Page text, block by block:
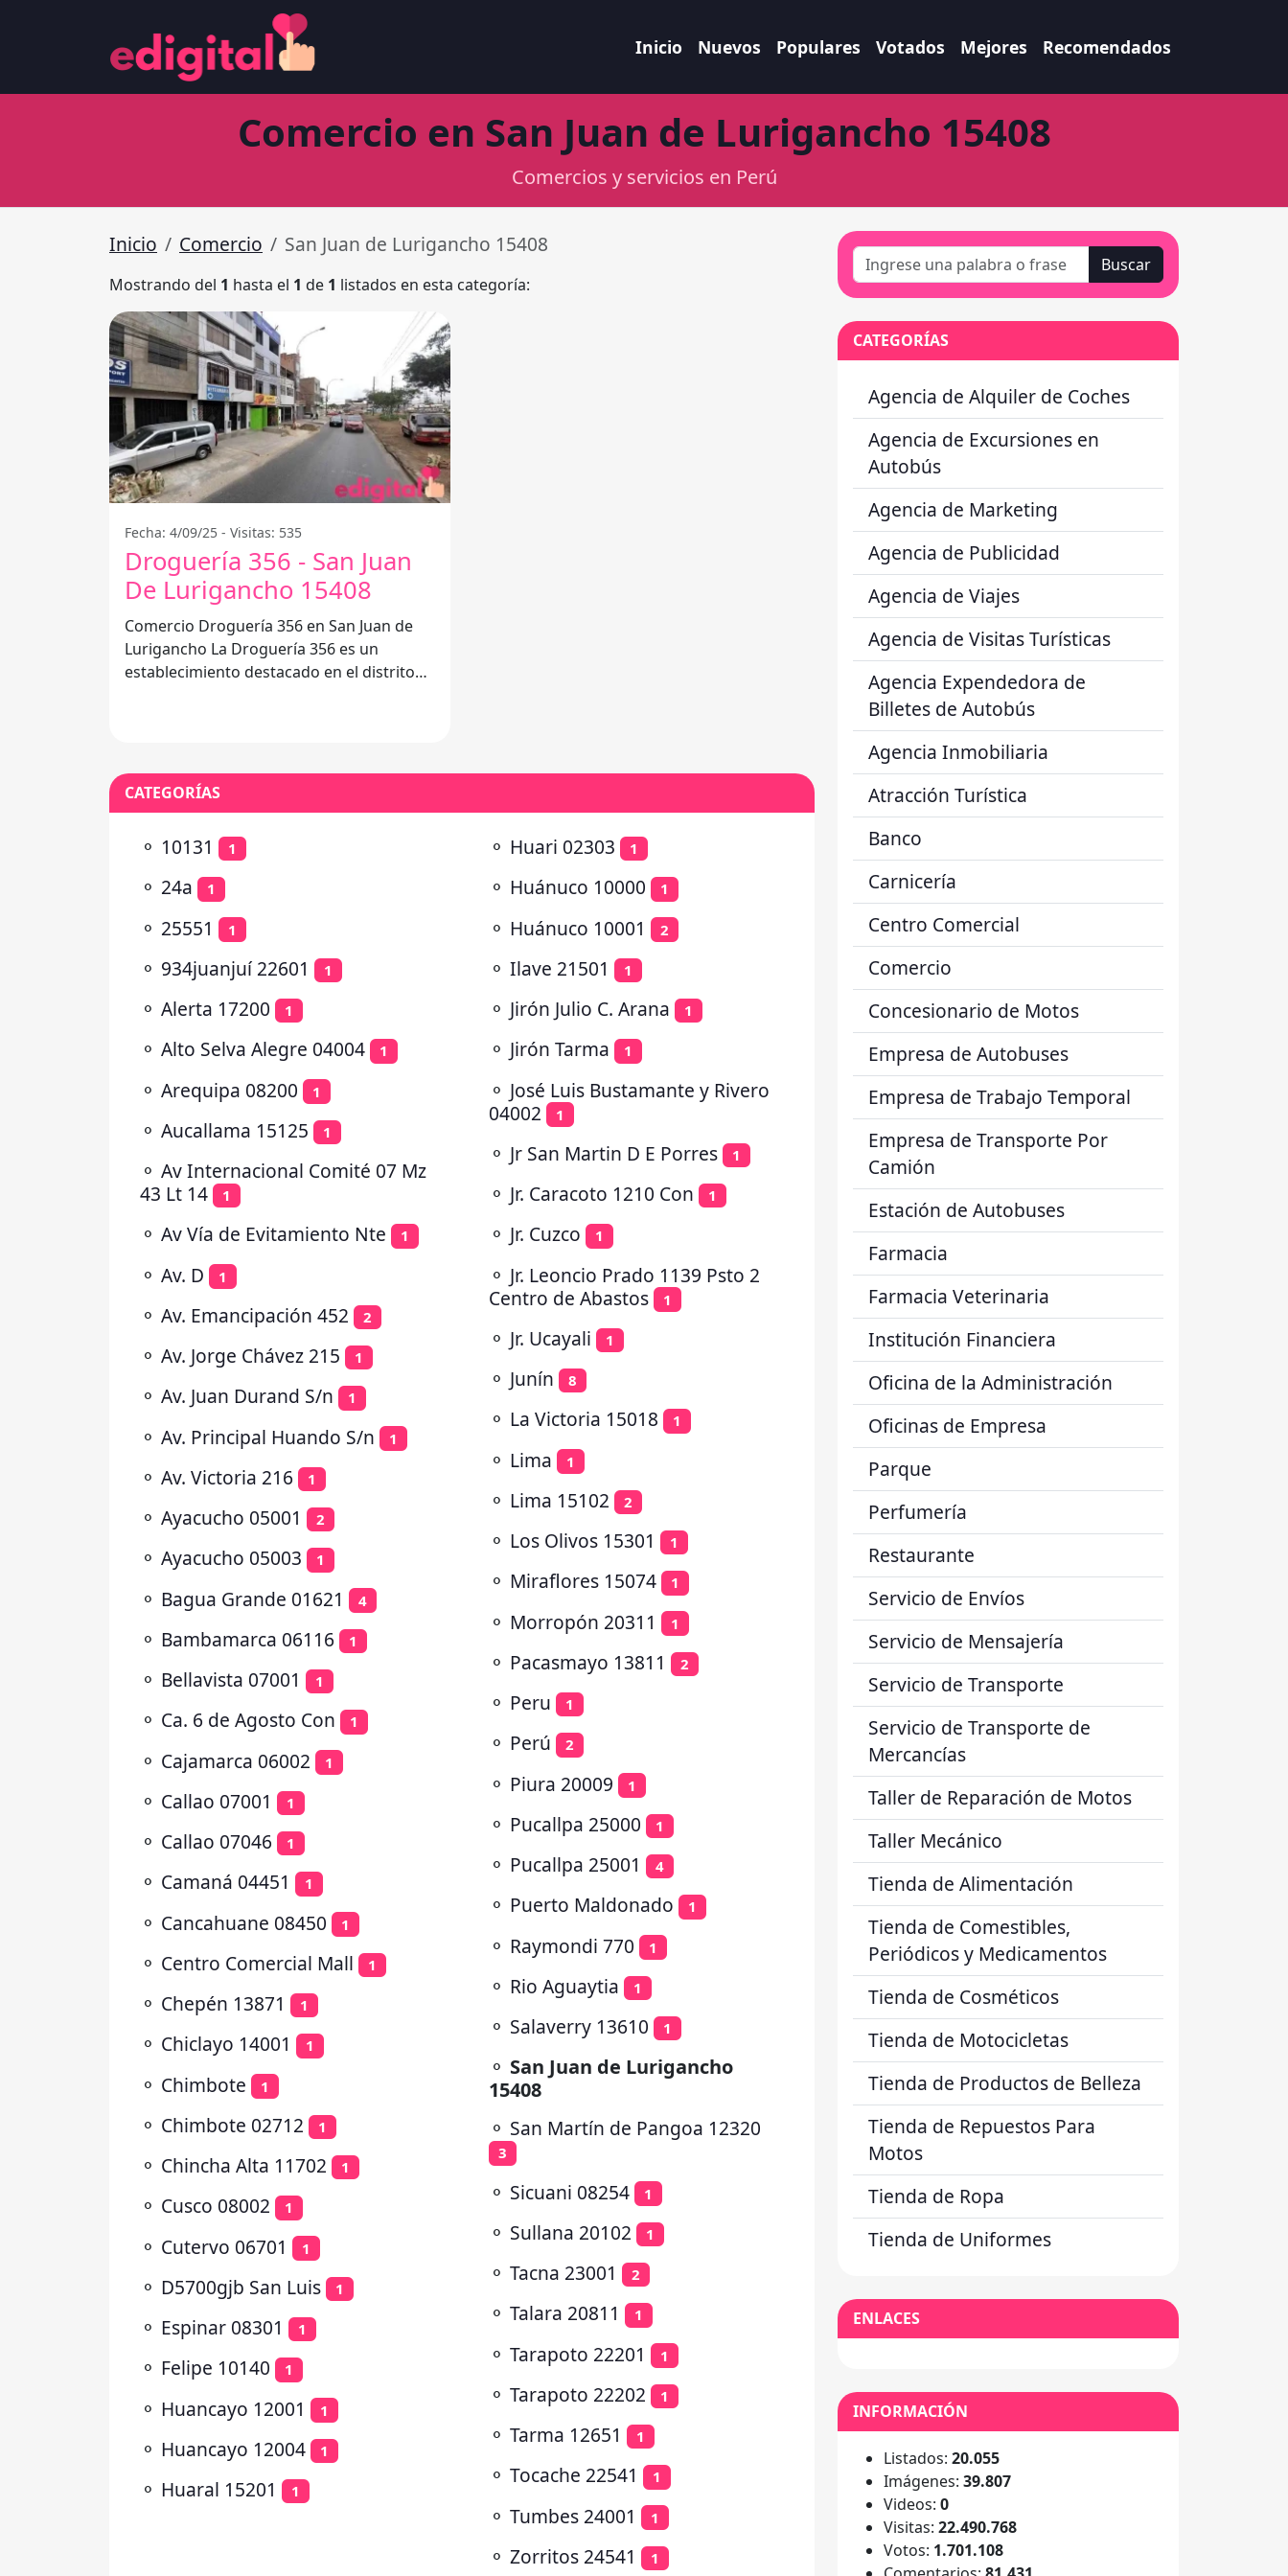
Inicio Nuevos Populares Votados Mejores Recomendados
Comercio en San Juan de Lurigancho 15408
Comercios y servicios en Perú
Inicio Comercio San Juan de Lurigancho 15408
Mostrando del 1 hasta el 1 de 1 listados en esta categoría:
Fecha: 4/09/25 - Visitas: 535
Droguería 356 - San Juan
De Lurigancho 15408
Comercio Droguería 356 en San Juan de
Lurigancho La Droguería 356 es un
establecimiento destacado en el distrito
CATEGORÍAS
⚬ 10131 1
⚬ 24a 1
⚬ 25551 1
⚬ 934juanjuí 22601 1
⚬ Alerta 17200 1
⚬ Alto Selva Alegre 04004 1
⚬ Arequipa 08200 1
⚬ Aucallama 15125 1
⚬ Av Internacional Comité 07 Mz
43 Lt 14
1
⚬ Av Vía de Evitamiento Nte 1
⚬ Av. D 1
⚬ Av. Emancipación 452 2
⚬ Av. Jorge Chávez 215 1
⚬ Av. Juan Durand S/n 1
⚬ Av. Principal Huando S/n 1
⚬ Av. Victoria 216 1
⚬ Ayacucho 05001 2
⚬ Ayacucho 05003 1
⚬ Bagua Grande 01621 4
⚬ Bambamarca 06116 1
⚬ Bellavista 07001 1
⚬ Ca. 6 de Agosto Con 1
⚬ Cajamarca 06002 1
⚬ Callao 07001 1
⚬ Callao 07046 1
⚬ Camaná 04451 1
⚬ Cancahuane 08450 1
⚬ Centro Comercial Mall 1
⚬ Chepén 13871 1
⚬ Chiclayo 14001 1
⚬ Chimbote 1
⚬ Chimbote 02712 1
⚬ Chincha Alta 11702 1
⚬ Cusco 08002 1
⚬ Cutervo 06701 1
⚬ D5700gjb San Luis 1
⚬ Espinar 08301 1
⚬ Felipe 10140 1
⚬ Huancayo 12001 1
⚬ Huancayo 12004 1
⚬ Huaral 15201 1
⚬ Huari 02303 1
⚬ Huánuco 10000 1
⚬ Huánuco 10001 2
⚬ Ilave 21501 1
⚬ Jirón Julio C. Arana 1
⚬ Jirón Tarma 1
⚬ José Luis Bustamante y Rivero
04002
1
⚬ Jr San Martin D E Porres 1
⚬ Jr. Caracoto 1210 Con 1
⚬ Jr. Cuzco 1
⚬ Jr. Leoncio Prado 1139 Psto 2
Centro de Abastos
1
⚬ Jr. Ucayali 1
⚬ Junín 8
⚬ La Victoria 15018 1
⚬ Lima 1
⚬ Lima 15102 2
⚬ Los Olivos 15301 1
⚬ Miraflores 15074 1
⚬ Morropón 20311 1
⚬ Pacasmayo 13811 2
⚬ Peru 1
⚬ Perú 2
⚬ Piura 20009 1
⚬ Pucallpa 25000 1
⚬ Pucallpa 25001 4
⚬ Puerto Maldonado 1
⚬ Raymondi 770 1
⚬ Rio Aguaytia 1
⚬ Salaverry 13610 1
⚬ San Juan de Lurigancho
15408
⚬ San Martín de Pangoa 12320
3
⚬ Sicuani 08254 1
⚬ Sullana 20102 1
⚬ Tacna 23001 2
⚬ Talara 20811 1
⚬ Tarapoto 22201 1
⚬ Tarapoto 22202 1
⚬ Tarma 12651 1
⚬ Tocache 22541 1
⚬ Tumbes 24001 1
⚬ Zorritos 24541 1
Buscar
CATEGORÍAS
Agencia de Alquiler de Coches
Agencia de Excursiones en
Autobús
Agencia de Marketing
Agencia de Publicidad
Agencia de Viajes
Agencia de Visitas Turísticas
Agencia Expendedora de
Billetes de Autobús
Agencia Inmobiliaria
Atracción Turística
Banco
Carnicería
Centro Comercial
Comercio
Concesionario de Motos
Empresa de Autobuses
Empresa de Trabajo Temporal
Empresa de Transporte Por
Camión
Estación de Autobuses
Farmacia
Farmacia Veterinaria
Institución Financiera
Oficina de la Administración
Oficinas de Empresa
Parque
Perfumería
Restaurante
Servicio de Envíos
Servicio de Mensajería
Servicio de Transporte
Servicio de Transporte de
Mercancías
Taller de Reparación de Motos
Taller Mecánico
Tienda de Alimentación
Tienda de Comestibles,
Periódicos y Medicamentos
Tienda de Cosméticos
Tienda de Motocicletas
Tienda de Productos de Belleza
Tienda de Repuestos Para
Motos
Tienda de Ropa
Tienda de Uniformes
ENLACES
INFORMACIÓN
Listados: 20.055
Imágenes: 39.807
Videos: 0
Visitas: 22.490.768
Votos: 1.701.108